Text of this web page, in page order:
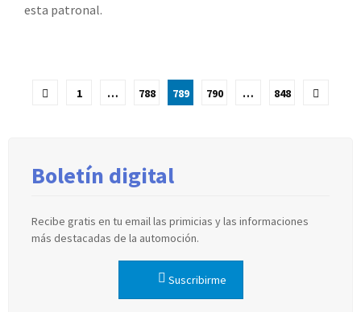
esta patronal.
Paginación
1 … 788 789 790 … 848
Boletín digital
Recibe gratis en tu email las primicias y las informaciones
más destacadas de la automoción.
Suscribirme